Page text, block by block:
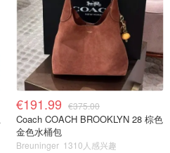
€191.99 €375.00
Coach COACH BROOKLYN 28 棕色
金色水桶包
Breuninger 1310人感兴趣